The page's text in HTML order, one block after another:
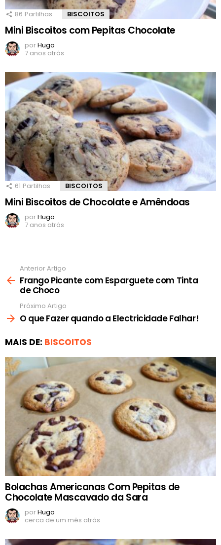
86 Partilhas BISCOITOS
Mini Biscoitos com Pepitas Chocolate
porHugo
7 anos atrás
61 Partilhas BISCOITOS
Mini Biscoitos de Chocolate e Amêndoas
porHugo
7 anos atrás
mais
Anterior Artigo
Frango Picante com Esparguete com Tinta
de Choco
Próximo Artigo
O que Fazer quando a Electricidade Falhar!
MAIS DE: BISCOITOS
Bolachas Americanas Com Pepitas de
Chocolate Mascavado da Sara
porHugo
cerca de um mês atrás